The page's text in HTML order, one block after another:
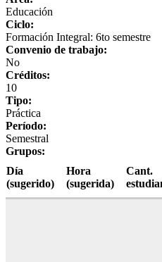
Educación
Ciclo:
Formación Integral: 6to semestre
Convenio de trabajo:
No
Créditos:
10
Tipo:
Práctica
Período:
Semestral
Grupos:
Día
(sugerido)
Hora
(sugerida)
Cant.